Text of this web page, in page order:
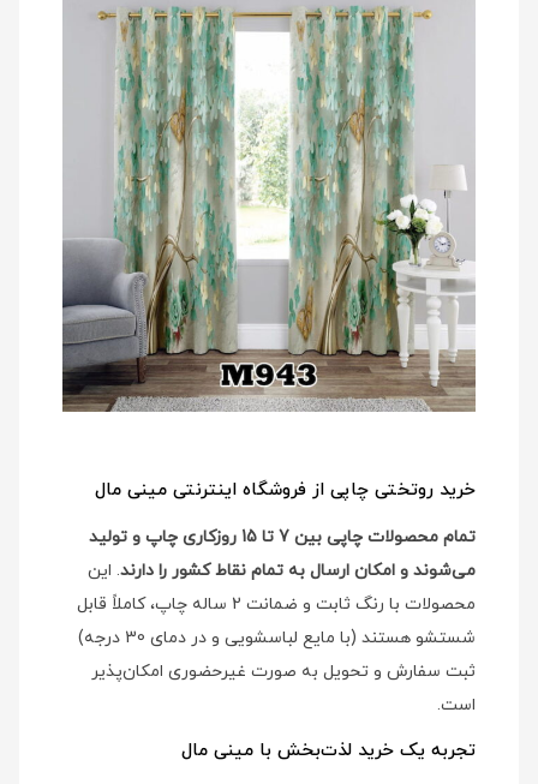
خرید روتختی چاپی از فروشگاه اینترنتی مینی مال
تمام محصولات چاپی بین 7 تا 15 روزکاری چاپ و تولید
می‌شوند و امکان ارسال به تمام نقاط کشور را دارند. این
محصولات با رنگ ثابت و ضمانت 2 ساله چاپ، کاملاً قابل
شستشو هستند (با مایع لباسشویی و در دمای 30 درجه)
ثبت سفارش و تحویل به صورت غیرحضوری امکان‌پذیر
است.
تجربه یک خرید لذت‌بخش با مینی مال